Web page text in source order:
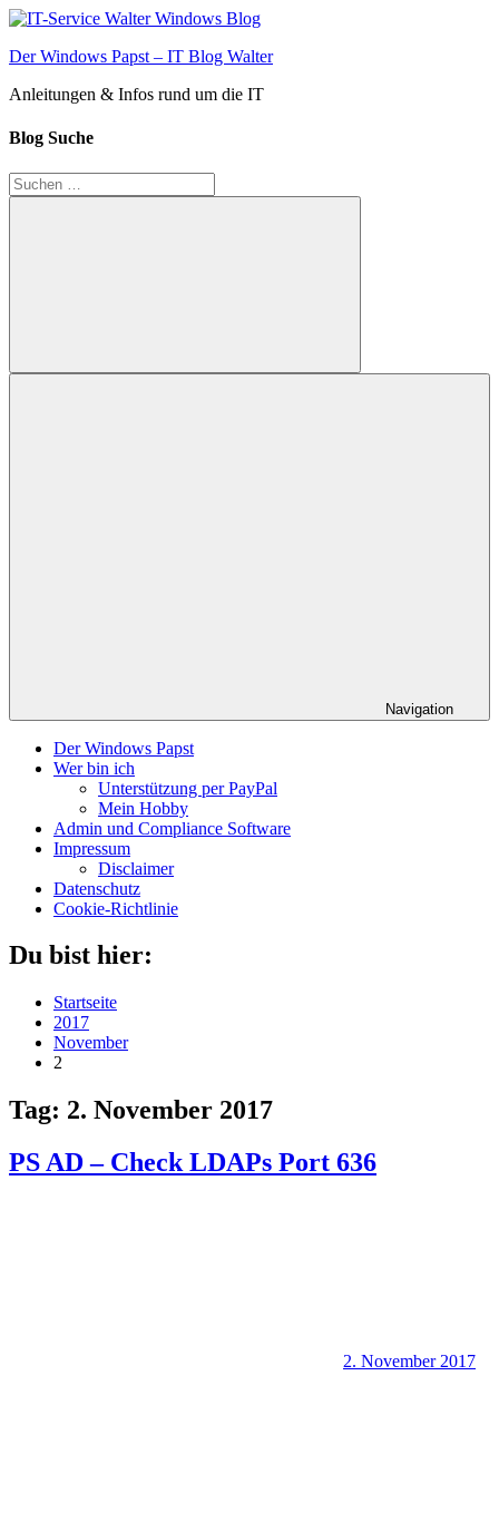
Zum
springen
Der Windows Papst – IT Blog Walter
Anleitungen & Infos rund um die IT
Blog Suche
Suchen
nach:
Suchen
Navigation
Der Windows Papst
Wer bin ich
Unterstützung per PayPal
Mein Hobby
Admin und Compliance Software
Impressum
Disclaimer
Datenschutz
Cookie-Richtlinie
Du bist hier:
Startseite
2017
November
2
Tag: 2. November 2017
PS AD – Check LDAPs Port 636
2. November 2017